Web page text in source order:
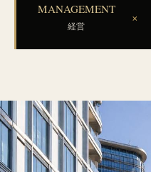
MANAGEMENT
経営
×